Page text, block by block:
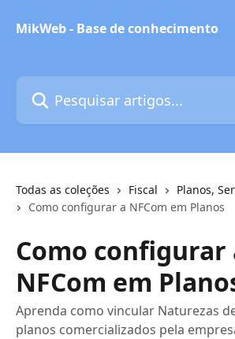
MikWeb - Base de conhecimento
Pesquisar artigos...
Todas as coleções Fiscal
Planos,
Como configurar a NFCom em Planos
Como configurar
NFCom em
Aprenda como vincular Naturezas
planos comercializados pela